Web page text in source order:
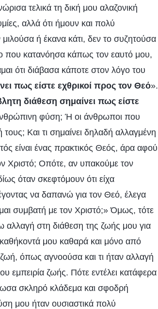
τελικά τη δική μου αλαζονική
αλλά ότι ήμουν και πολύ
ή έκανα κάτι, δεν το συζητούσα
που κατανόησα κάπως τον εαυτό μου,
ότι διάβασα κάποτε στον λόγο του
πως είστε εχθρικοί προς τον Θεό».
διάθεση σημαίνει πως είστε
φύση; Ή οι άνθρωποι που
Και τι σημαίνει δηλαδή αλλαγμένη
είναι ένας πρακτικός Θεός, άρα αφού
Χριστό; Οπότε, αν υπακούμε τον
όταν σκεφτόμουν ότι είχα
να δαπανώ για τον Θεό, έλεγα
συμβατή με τον Χριστό;» Όμως, τότε
αλλαγή στη διάθεση της ζωής μου για
καθήκοντά μου καθαρά και μόνο από
όπως αγνοούσα και τι ήταν αλλαγή
εμπειρία ζωής. Πότε εντέλει κατάφερα
σκληρό κλάδεμα και σφοδρή
μου ήταν ουσιαστικά πολύ